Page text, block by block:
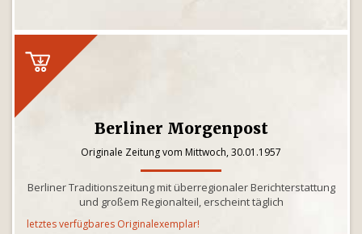
Berliner Morgenpost
Originale Zeitung vom Mittwoch, 30.01.1957
Berliner Traditionszeitung mit überregionaler Berichterstattung
und großem Regionalteil, erscheint täglich
letztes verfügbares Originalexemplar!